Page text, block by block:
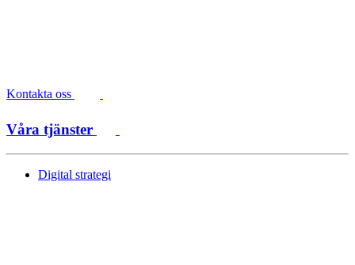
Kontakta oss
Våra tjänster
Digital strategi